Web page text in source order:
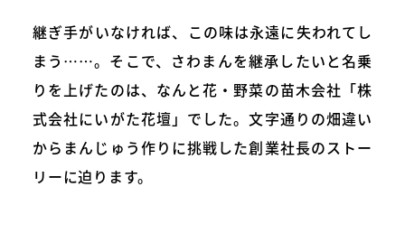
継ぎ手がいなければ、この味は永遠に失われてし
まう……。そこで、さわまんを継承したいと名乗
りを上げたのは、なんと花・野菜の苗木会社「株
式会社にいがた花壇」でした。文字通りの畑違い
からまんじゅう作りに挑戦した創業社長のストー
リーに迫ります。